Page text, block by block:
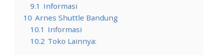
9.1 Informasi
10 Arnes Shuttle Bandung
10.1 Informasi
10.2 Toko Lainnya: